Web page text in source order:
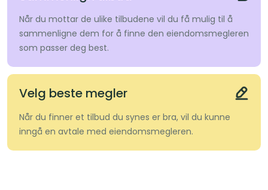
Når du mottar de ulike tilbudene vil du få mulig til å
sammenligne dem for å finne den eiendomsmegleren
som passer deg best.
Velg beste megler
Når du finner et tilbud du synes er bra, vil du kunne
inngå en avtale med eiendomsmegleren.